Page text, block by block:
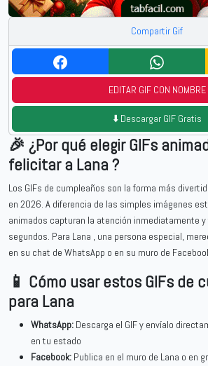
Compartir Gif
EDITAR GIF CON NOMBRE
⬇️ Descargar GIF Gratis
🎉 ¿Por qué elegir GIFs
felicitar a Lana ?
Los GIFs de cumpleaños son la forma más
en 2026. A diferencia de las simples imágenes
animados capturan la atención inmediatamente
segundos. Para Lana , una persona especial,
en su chat de WhatsApp o en su muro de
📱 Cómo usar estos GIFs de
para Lana
WhatsApp: Descarga el GIF y envíalo
en tu estado
Facebook: Publica en el muro de Lana o en